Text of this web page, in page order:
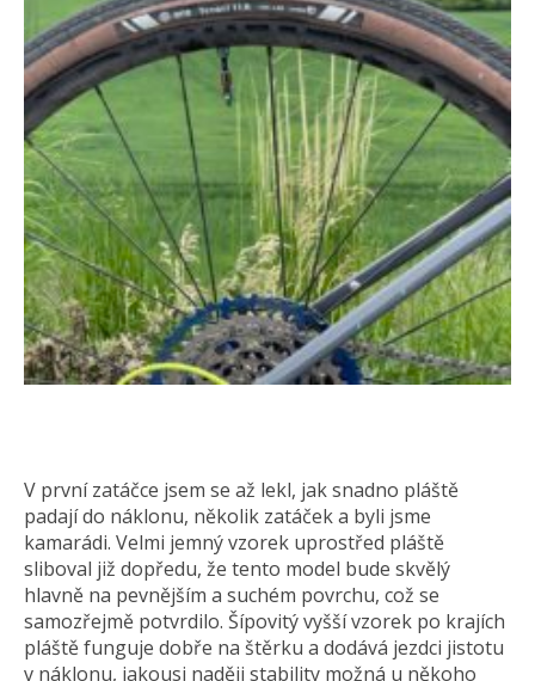
V první zatáčce jsem se až lekl, jak snadno pláště
padají do náklonu, několik zatáček a byli jsme
kamarádi. Velmi jemný vzorek uprostřed pláště
sliboval již dopředu, že tento model bude skvělý
hlavně na pevnějším a suchém povrchu, což se
samozřejmě potvrdilo. Šípovitý vyšší vzorek po krajích
pláště funguje dobře na štěrku a dodává jezdci jistotu
v náklonu, jakousi naději stability možná u někoho